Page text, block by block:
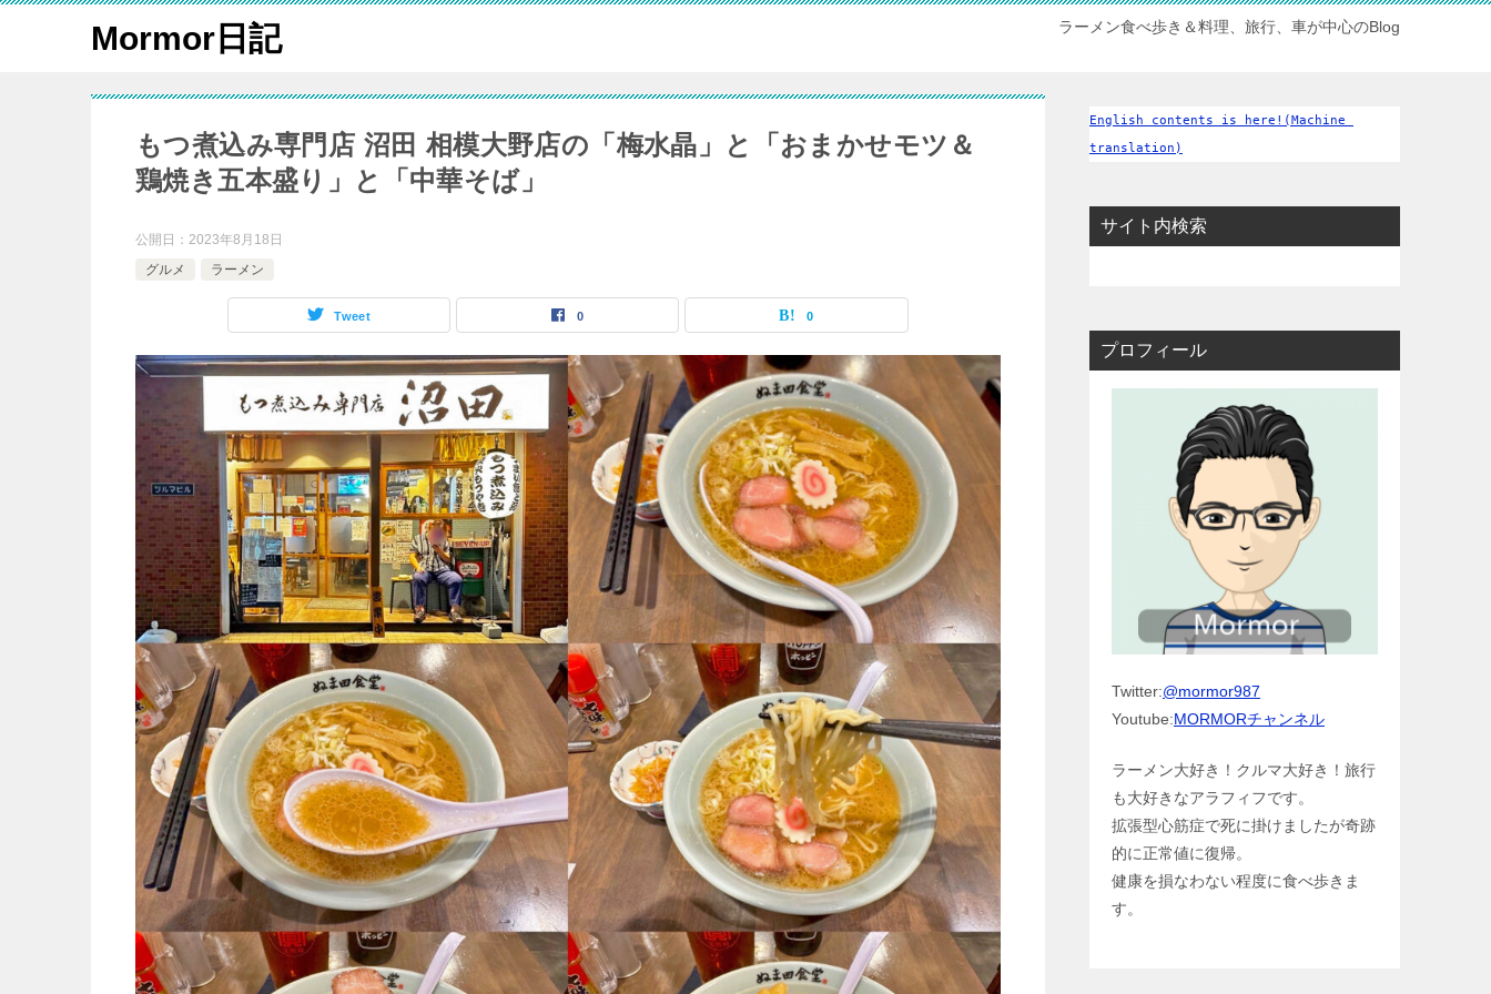
Mormor日記 ラーメン食べ歩き＆料理、旅行、車が中心のBlog
もつ煮込み専門店 沼田 相模大野店の「梅水晶」と「おまかせモツ＆
鶏焼き五本盛り」と「中華そば」
公開日： 2023年8月18日
グルメ
ラーメン
Tweet 0 0
English contents is here!(Machine
translation)
サイト内検索
プロフィール
Twitter:@mormor987
Youtube:MORMORチャンネル
ラーメン大好き！クルマ大好き！旅行
も大好きなアラフィフです。
拡張型心筋症で死に掛けましたが奇跡
的に正常値に復帰。
健康を損なわない程度に食べ歩きま
す。